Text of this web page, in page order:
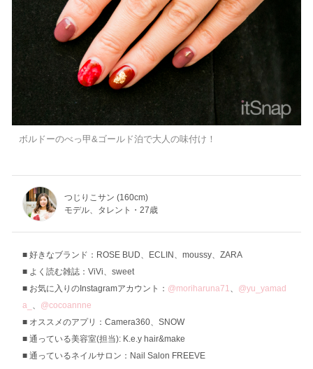
ボルドーのべっ甲&ゴールド泊で大人の味付け！
つじりこサン (160cm)
モデル、タレント・27歳
好きなブランド：ROSE BUD、ECLIN、moussy、ZARA
よく読む雑誌：ViVi、sweet
お気に入りのInstagramアカウント： @moriharuna71、 @yu_yamad
a_ 、 @cocoannne
オススメのアプリ：Camera360、SNOW
通っている美容室(担当): K.e.y hair&make
通っているネイルサロン：Nail Salon FREEVE